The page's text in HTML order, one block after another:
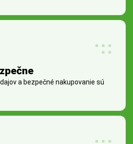
a bezpečné nakupovanie sú